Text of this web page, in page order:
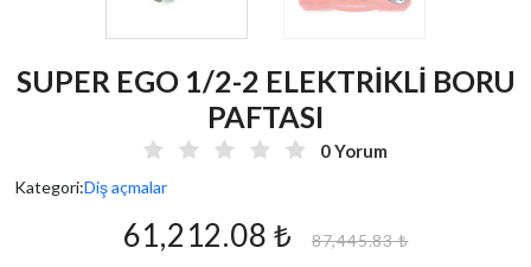
SUPER EGO 1/2-2 ELEKTRİKLİ BORU
PAFTASI
0 Yorum
Kategori:Diş açmalar
61,212.08 ₺ 87,445.83 ₺